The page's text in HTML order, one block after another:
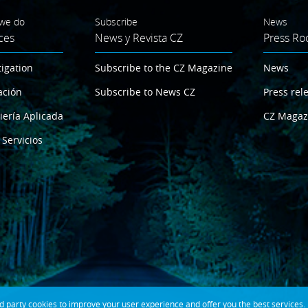
cookies to improve your user experience and offer you the best
do
Aplicada
Subscribe
News y Revista CZ
Subscribe to the CZ Magazine
Subscribe to News CZ
News
Press
News
Press
CZ